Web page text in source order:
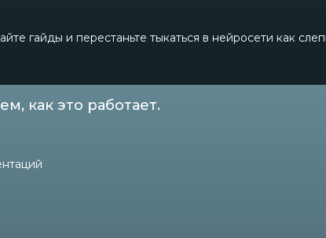
гайды и перестаньте тыкаться в нейросети как
как это работает.